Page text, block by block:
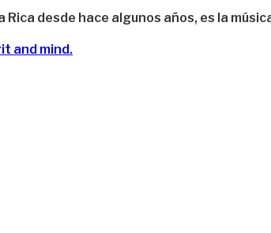
desde hace algunos años, es la
and mind.